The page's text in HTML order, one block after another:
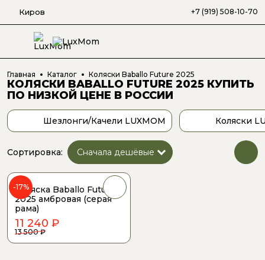
Киров +7 (919) 508-10-70
Главная Каталог Коляски Baballo Future 2025
КОЛЯСКИ BABALLO FUTURE 2025 КУПИТЬ
ПО НИЗКОЙ ЦЕНЕ В РОССИИ
Шезлонги/Качели LUXMOM Коляски
Сортировка:
-17%
Коляска Baballo Future
2025 амбровая (серая
рама)
11 240 ₽
13 500 ₽